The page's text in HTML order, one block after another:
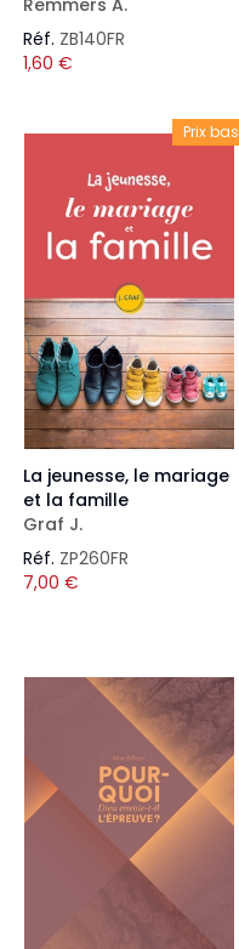
Remmers A.
Réf. ZB140FR
1,60 €
Prix bas
La jeunesse, le mariage
et la famille
Graf J.
Réf. ZP260FR
7,00 €